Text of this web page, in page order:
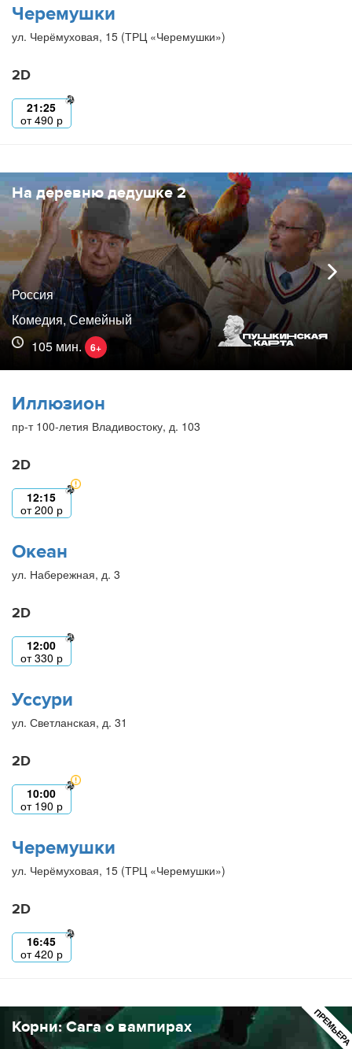
Черемушки
ул. Черёмуховая, 15 (ТРЦ «Черемушки»)
2D
21:25
от490 р
На деревню дедушке 2
Россия
Комедия, Семейный
105 мин.
6+
Иллюзион
пр-т 100-летия Владивостоку, д. 103
2D
12:15
от200 р
Океан
ул. Набережная, д. 3
2D
12:00
от330 р
Уссури
ул. Светланская, д. 31
2D
10:00
от 190 р
Черемушки
ул. Черёмуховая, 15 (ТРЦ «Черемушки»)
2D
16:45
от420 р
Корни: Сага о вампирах